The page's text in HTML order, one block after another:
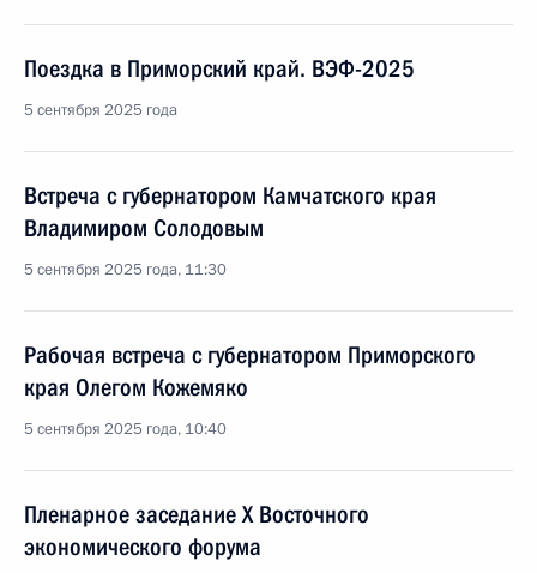
Поездка в Приморский край. ВЭФ-2025
5 сентября 2025 года
Встреча с губернатором Камчатского края
Владимиром Солодовым
5 сентября 2025 года, 11:30
Рабочая встреча с губернатором Приморского
края Олегом Кожемяко
5 сентября 2025 года, 10:40
Пленарное заседание X Восточного
экономического форума